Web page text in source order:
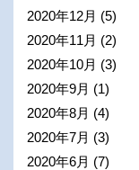
2020年12月 (5)
2020年11月 (2)
2020年10月 (3)
2020年9月 (1)
2020年8月 (4)
2020年7月 (3)
2020年6月 (7)